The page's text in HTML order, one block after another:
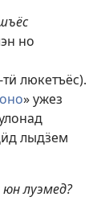
но
люкетъёс).
» ужез
лыдӟем
луэмед?